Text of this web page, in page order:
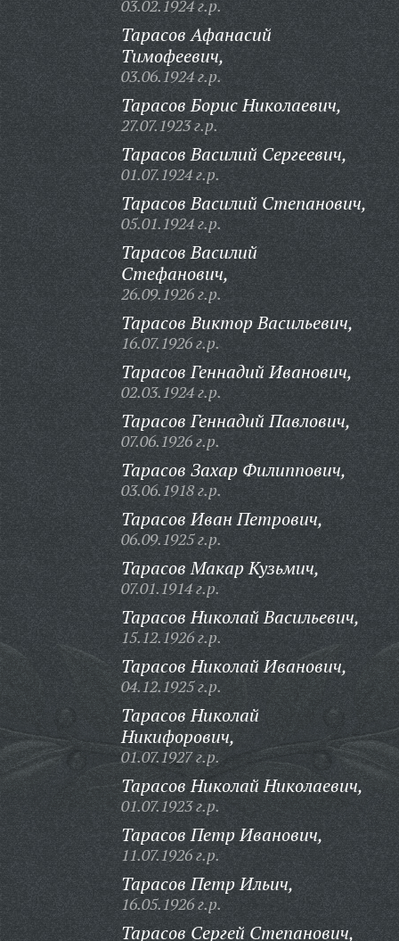
03.02.1924 г.р.
Тарасов Афанасий
Тимофеевич,
03.06.1924 г.р.
Тарасов Борис Николаевич,
27.07.1923 г.р.
Тарасов Василий Сергеевич,
01.07.1924 г.р.
Тарасов Василий Степанович,
05.01.1924 г.р.
Тарасов Василий
Стефанович,
26.09.1926 г.р.
Тарасов Виктор Васильевич,
16.07.1926 г.р.
Тарасов Геннадий Иванович,
02.03.1924 г.р.
Тарасов Геннадий Павлович,
07.06.1926 г.р.
Тарасов Захар Филиппович,
03.06.1918 г.р.
Тарасов Иван Петрович,
06.09.1925 г.р.
Тарасов Макар Кузьмич,
07.01.1914 г.р.
Тарасов Николай Васильевич,
15.12.1926 г.р.
Тарасов Николай Иванович,
04.12.1925 г.р.
Тарасов Николай
Никифорович,
01.07.1927 г.р.
Тарасов Николай Николаевич,
01.07.1923 г.р.
Тарасов Петр Иванович,
11.07.1926 г.р.
Тарасов Петр Ильич,
16.05.1926 г.р.
Тарасов Сергей Степанович,